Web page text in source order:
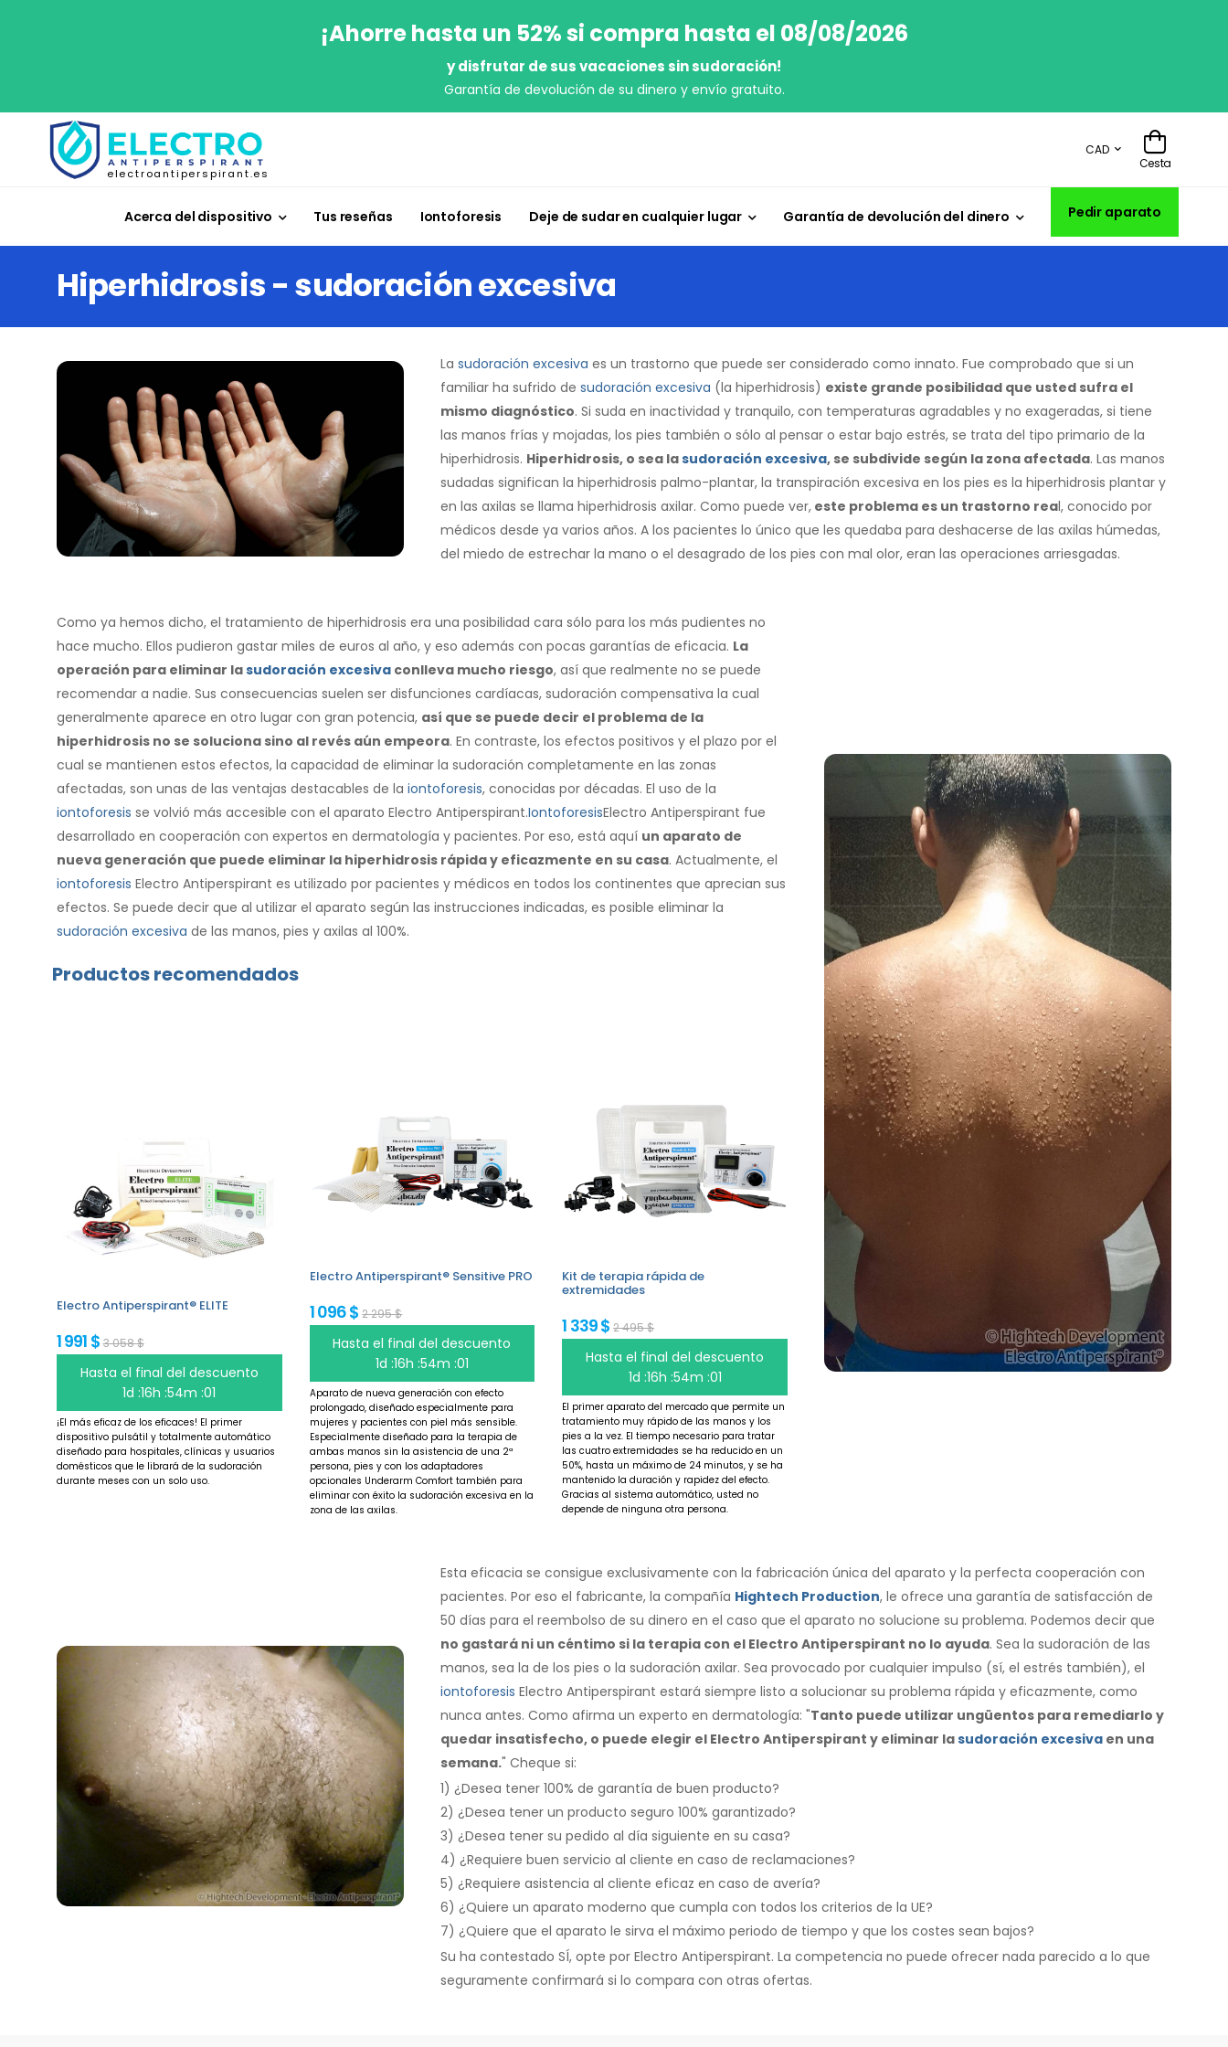
¡Ahorre hasta un 52% si compra hasta el 08/08/2026
y disfrutar de sus vacaciones sin sudoración!
Garantía de devolución de su dinero y envío gratuito.
electroantiperspirant.es
CAD
Cesta
Acerca del dispositivo Tus reseñas Iontoforesis Deje de sudar en cualquier lugar Garantía de devolución del dinero Pedir aparato
Hiperhidrosis - sudoración excesiva
La sudoración excesiva es un trastorno que puede ser considerado como innato. Fue comprobado que si un
familiar ha sufrido de sudoración excesiva (la hiperhidrosis) existe grande posibilidad que usted sufra el
mismo diagnóstico. Si suda en inactividad y tranquilo, con temperaturas agradables y no exageradas, si tiene
las manos frías y mojadas, los pies también o sólo al pensar o estar bajo estrés, se trata del tipo primario de la
hiperhidrosis. Hiperhidrosis, o sea lasudoración excesiva, se subdivide según la zona afectada. Las manos
sudadas significan la hiperhidrosis palmo-plantar, la transpiración excesiva en los pies es la hiperhidrosis plantar y
en las axilas se llama hiperhidrosis axilar. Como puede ver,este problema es un trastorno real, conocido por
médicos desde ya varios años. A los pacientes lo único que les quedaba para deshacerse de las axilas húmedas,
del miedo de estrechar la mano o el desagrado de los pies con mal olor, eran las operaciones arriesgadas.
Como ya hemos dicho, el tratamiento de hiperhidrosis era una posibilidad cara sólo para los más pudientes no
hace mucho. Ellos pudieron gastar miles de euros al año, y eso además con pocas garantías de eficacia. La
operación para eliminar lasudoración excesiva conlleva mucho riesgo, así que realmente no se puede
recomendar a nadie. Sus consecuencias suelen ser disfunciones cardíacas, sudoración compensativa la cual
generalmente aparece en otro lugar con gran potencia, así que se puede decir el problema de la
hiperhidrosis no se soluciona sino al revés aún empeora. En contraste, los efectos positivos y el plazo por el
cual se mantienen estos efectos, la capacidad de eliminar la sudoración completamente en las zonas
afectadas, son unas de las ventajas destacables de la iontoforesis, conocidas por décadas. El uso de la
iontoforesis se volvió más accesible con el aparato Electro Antiperspirant.IontoforesisElectro Antiperspirant fue
desarrollado en cooperación con expertos en dermatología y pacientes. Por eso, está aquí un aparato de
nueva generación que puede eliminar la hiperhidrosis rápida y eficazmente en su casa. Actualmente, el
iontoforesis Electro Antiperspirant es utilizado por pacientes y médicos en todos los continentes que aprecian sus
efectos. Se puede decir que al utilizar el aparato según las instrucciones indicadas, es posible eliminar la
sudoración excesiva de las manos, pies y axilas al 100%.
Productos recomendados
Electro Antiperspirant® ELITE
1 991 $ 3 058 $
Hasta el final del descuento
1d :16h :54m :00
¡El más eficaz de los eficaces! El primer
dispositivo pulsátil y totalmente automático
diseñado para hospitales, clínicas y usuarios
domésticos que le librará de la sudoración
durante meses con un solo uso.
Electro Antiperspirant® Sensitive PRO
1 096 $ 2 295 $
Hasta el final del descuento
1d :16h :54m :00
Aparato de nueva generación con efecto
prolongado, diseñado especialmente para
mujeres y pacientes con piel más sensible.
Especialmente diseñado para la terapia de
ambas manos sin la asistencia de una 2ª
persona, pies y con los adaptadores
opcionales Underarm Comfort también para
eliminar con éxito la sudoración excesiva en la
zona de las axilas.
Kit de terapia rápida de
extremidades
1 339 $ 2 495 $
Hasta el final del descuento
1d :16h :54m :00
El primer aparato del mercado que permite un
tratamiento muy rápido de las manos y los
pies a la vez. El tiempo necesario para tratar
las cuatro extremidades se ha reducido en un
50%, hasta un máximo de 24 minutos, y se ha
mantenido la duración y rapidez del efecto.
Gracias al sistema automático, usted no
depende de ninguna otra persona.
Esta eficacia se consigue exclusivamente con la fabricación única del aparato y la perfecta cooperación con
pacientes. Por eso el fabricante, la compañía Hightech Production, le ofrece una garantía de satisfacción de
50 días para el reembolso de su dinero en el caso que el aparato no solucione su problema. Podemos decir que
no gastará ni un céntimo si la terapia con el Electro Antiperspirant no lo ayuda. Sea la sudoración de las
manos, sea la de los pies o la sudoración axilar. Sea provocado por cualquier impulso (sí, el estrés también), el
iontoforesis Electro Antiperspirant estará siempre listo a solucionar su problema rápida y eficazmente, como
nunca antes. Como afirma un experto en dermatología: "Tanto puede utilizar ungüentos para remediarlo y
quedar insatisfecho, o puede elegir el Electro Antiperspirant y eliminar lasudoración excesivaen una
semana." Cheque si:
1) ¿Desea tener 100% de garantía de buen producto?
2) ¿Desea tener un producto seguro 100% garantizado?
3) ¿Desea tener su pedido al día siguiente en su casa?
4) ¿Requiere buen servicio al cliente en caso de reclamaciones?
5) ¿Requiere asistencia al cliente eficaz en caso de avería?
6) ¿Quiere un aparato moderno que cumpla con todos los criterios de la UE?
7) ¿Quiere que el aparato le sirva el máximo periodo de tiempo y que los costes sean bajos?
Su ha contestado SÍ, opte por Electro Antiperspirant. La competencia no puede ofrecer nada parecido a lo que
seguramente confirmará si lo compara con otras ofertas.